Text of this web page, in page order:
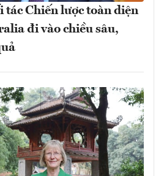
Chiến lược toàn diện
đi vào chiều sâu,